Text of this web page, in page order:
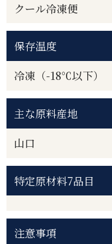
クール冷凍便
保存温度
冷凍（-18℃以下）
主な原料産地
山口
特定原材料7品目
注意事項